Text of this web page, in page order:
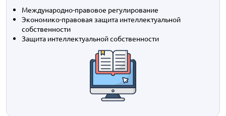
Международно-правовое регулирование
Экономико-правовая защита интеллектуальной
собственности
Защита интеллектуальной собственности